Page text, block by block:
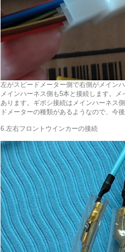
左がスピードメーター側で右側がメイン
メインハーネス側も5本と接続します。
あります。ギボシ接続はメインハーネス
ドメーターの種類があるようなので、今
6.左右フロントウインカーの接続